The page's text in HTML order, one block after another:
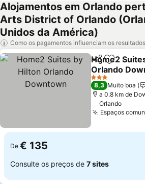
Alojamentos em Orlando
Arts District of Orlando
Unidos da América)
Como os pagamentos influenciam os resultados
Partilhar
Home2
Orlando
3 Estrelas
8,3 Muito boa
a 0.8 km de
Orlando
Espaços
De € 135
Consulte os preços de 7 sites